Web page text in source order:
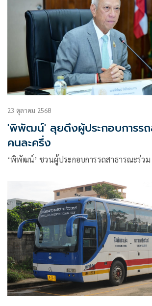
23 ตุลาคม 2568
'พิพัฒน์' ลุยดึงผู้ประกอบการรถ
คนละครึ่ง
‘พิพัฒน์’ ชวนผู้ประกอบการรถสาธารณะร่ว